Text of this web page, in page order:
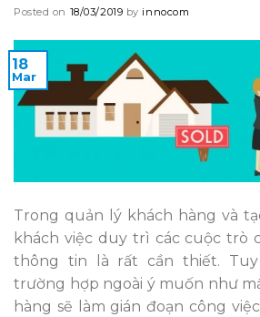
Posted on 18/03/2019 by innocom
18
Mar
Trong quản lý khách hàng và
khách việc duy trì các cuộc trò
thông tin là rất cần thiết.
trường hợp ngoài ý muốn như
hàng sẽ làm gián đoạn công